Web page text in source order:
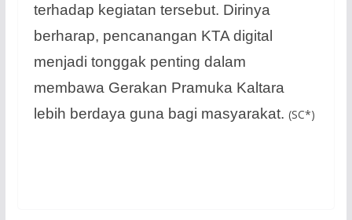
terhadap kegiatan tersebut. Dirinya
berharap, pencanangan KTA digital
menjadi tonggak penting dalam
membawa Gerakan Pramuka Kaltara
lebih berdaya guna bagi masyarakat. (SC*)